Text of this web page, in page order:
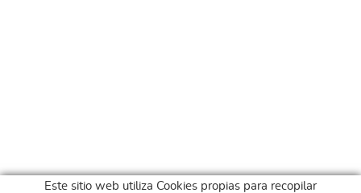
Este sitio web utiliza Cookies propias para recopilar